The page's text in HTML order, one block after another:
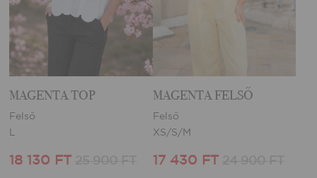
MAGENTA TOP
Felső
L
18 130 FT
MAGENTA FELSŐ
Felső
XS/S/M
17 430 FT